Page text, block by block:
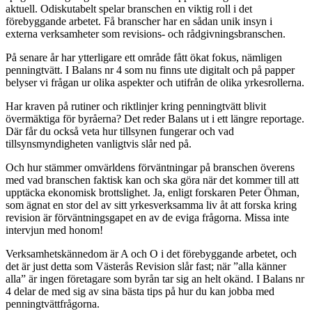
aktuell. Odiskutabelt spelar branschen en viktig roll i det
förebyggande arbetet. Få branscher har en sådan unik insyn i
externa verksamheter som revisions- och rådgivningsbranschen.
På senare år har ytterligare ett område fått ökat fokus, nämligen
penningtvätt. I Balans nr 4 som nu finns ute digitalt och på papper
belyser vi frågan ur olika aspekter och utifrån de olika yrkesrollerna.
Har kraven på rutiner och riktlinjer kring penningtvätt blivit
övermäktiga för byråerna? Det reder Balans ut i ett längre reportage.
Där får du också veta hur tillsynen fungerar och vad
tillsynsmyndigheten vanligtvis slår ned på.
Och hur stämmer omvärldens förväntningar på branschen överens
med vad branschen faktisk kan och ska göra när det kommer till att
upptäcka ekonomisk brottslighet. Ja, enligt forskaren Peter Öhman,
som ägnat en stor del av sitt yrkesverksamma liv åt att forska kring
revision är förväntningsgapet en av de eviga frågorna. Missa inte
intervjun med honom!
Verksamhetskännedom är A och O i det förebyggande arbetet, och
det är just detta som Västerås Revision slår fast; när ”alla känner
alla” är ingen företagare som byrån tar sig an helt okänd. I Balans nr
4 delar de med sig av sina bästa tips på hur du kan jobba med
penningtvättfrågorna.